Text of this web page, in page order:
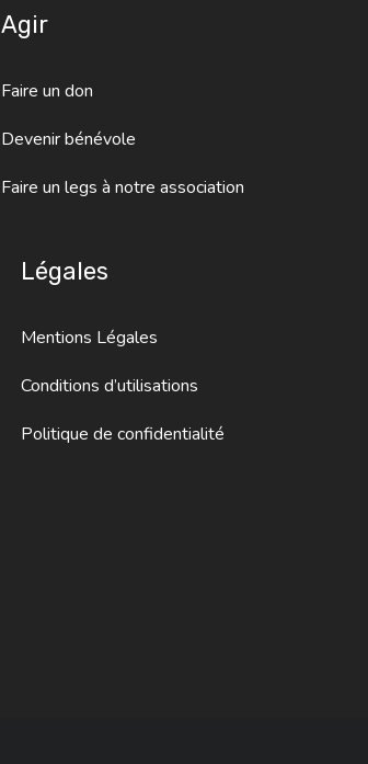
Agir
Faire un don
Devenir bénévole
Faire un legs à notre association
Légales
Mentions Légales
Conditions d’utilisations
Politique de confidentialité